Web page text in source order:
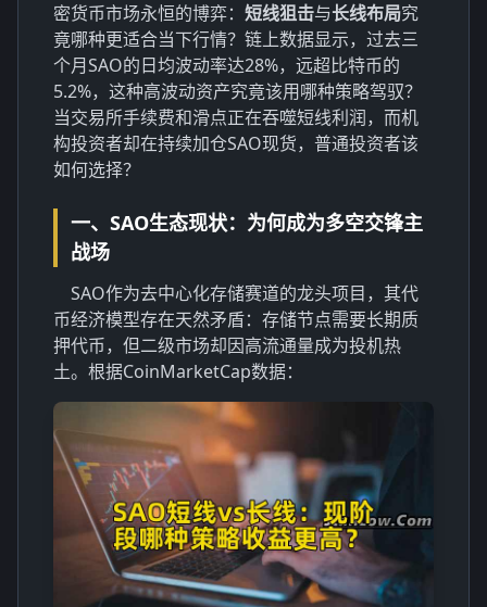
密货币市场永恒的博弈： 短线狙击与长线布局究
竟哪种更适合当下行情？链上数据显示，过去三
个月SAO的日均波动率达28%，远超比特币的
5.2%，这种高波动资产究竟该用哪种策略驾驭？
当交易所手续费和滑点正在吞噬短线利润，而机
构投资者却在持续加仓SAO现货，普通投资者该
如何选择？
一、SAO生态现状：为何成为多空交锋主
战场
SAO作为去中心化存储赛道的龙头项目，其代
币经济模型存在天然矛盾：存储节点需要长期质
押代币，但二级市场却因高流通量成为投机热
土。根据CoinMarketCap数据：